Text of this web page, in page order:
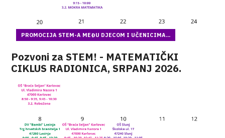
PROMOCIJA STEM-A MEĐU DJECOM I UČENICIMA...
Pozvoni za STEM! - MATEMATIČKI
CIKLUS RADIONICA, SRPANJ 2026.